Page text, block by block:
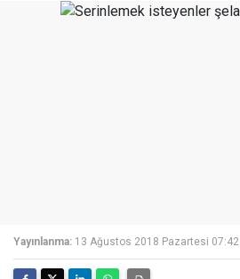
Yayınlanma: 13 Ağustos 2018 Pazartesi 07:42